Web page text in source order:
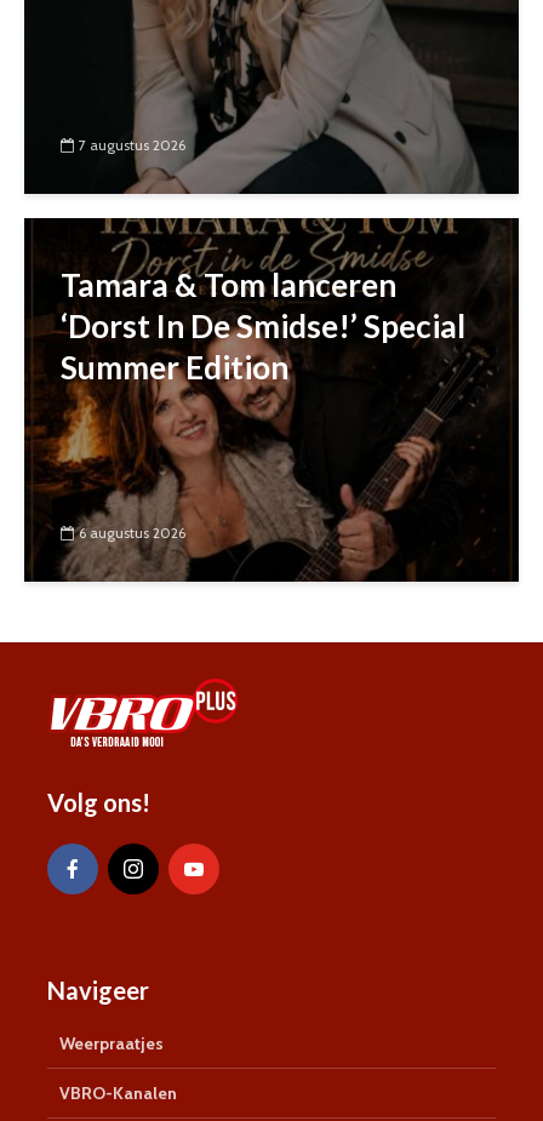
7 augustus 2026
Tamara & Tom lanceren
‘Dorst In De Smidse!’ Special
Summer Edition
6 augustus 2026
Volg ons!
Navigeer
Weerpraatjes
VBRO-Kanalen